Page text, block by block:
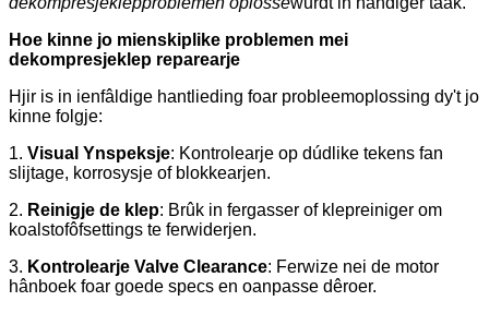
Hoe kinne jo mienskiplike problemen mei
dekompresjeklep reparearje
Hjir is in ienfâldige hantlieding foar probleemoplossing dy't jo
kinne folgje:
1. Visual Ynspeksje: Kontrolearje op dúdlike tekens fan
slijtage, korrosysje of blokkearjen.
2. Reinigje de klep: Brûk in fergasser of klepreiniger om
koalstofôfsettings te ferwiderjen.
3. Kontrolearje Valve Clearance: Ferwize nei de motor
hânboek foar goede specs en oanpasse dêroer.